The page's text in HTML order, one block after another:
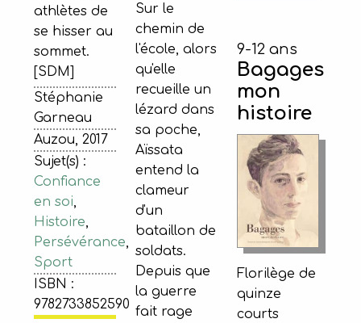
athlètes de
se hisser au
sommet.
[SDM]
Stéphanie
Garneau
Auzou, 2017
Sujet(s) :
Confiance
en soi,
Histoire,
Persévérance,
Sport
ISBN :
9782733852590
Sur le
chemin de
l'école, alors
qu'elle
recueille un
lézard dans
sa poche,
Aïssata
entend la
clameur
d'un
bataillon de
soldats.
Depuis que
la guerre
fait rage
9-12 ans
Bagages
mon
histoire
Florilège de
quinze
courts